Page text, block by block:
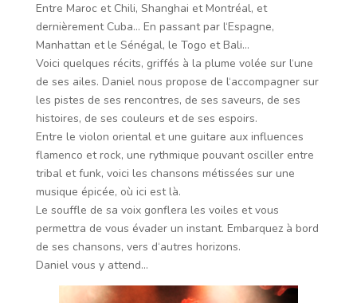
Entre Maroc et Chili, Shanghai et Montréal, et
dernièrement Cuba… En passant par l‘Espagne,
Manhattan et le Sénégal, le Togo et Bali…
Voici quelques récits, griffés à la plume volée sur l‘une
de ses ailes. Daniel nous propose de l‘accompagner sur
les pistes de ses rencontres, de ses saveurs, de ses
histoires, de ses couleurs et de ses espoirs.
Entre le violon oriental et une guitare aux influences
flamenco et rock, une rythmique pouvant osciller entre
tribal et funk, voici les chansons métissées sur une
musique épicée, où ici est là.
Le souffle de sa voix gonflera les voiles et vous
permettra de vous évader un instant. Embarquez à bord
de ses chansons, vers d‘autres horizons.
Daniel vous y attend…